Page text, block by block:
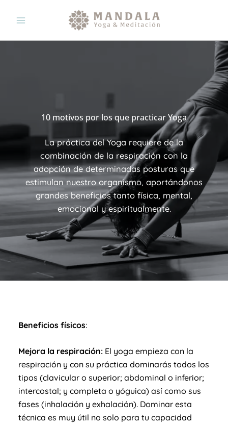
10 motivos por los que practicar Yoga
La práctica del Yoga requiere de la
combinación de la respiración con la
adopción de determinadas posturas que
estimulan nuestro organismo, aportándonos
grandes beneficios tanto física, mental,
emocional y espiritualmente.
Beneficios físicos:
Mejora la respiración: El yoga empieza con la
respiración y con su práctica dominarás todos los
tipos (clavicular o superior; abdominal o inferior;
intercostal; y completa o yóguica) así como sus
fases (inhalación y exhalación). Dominar esta
técnica es muy útil no solo para tu capacidad